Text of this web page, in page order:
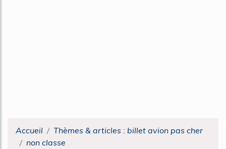
Accueil
Thèmes & articles : billet avion pas cher
non classe